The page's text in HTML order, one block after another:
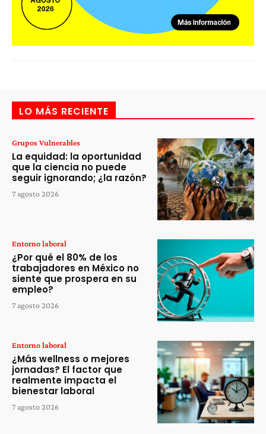
LO MÁS RECIENTE
Grupos Vulnerables
La equidad: la oportunidad
que la ciencia no puede
seguir ignorando; ¿la razón?
7 agosto 2026
Entorno laboral
¿Por qué el 80% de los
trabajadores en México no
siente que prospera en su
empleo?
7 agosto 2026
Entorno laboral
¿Más wellness o mejores
jornadas? El factor que
realmente impacta el
bienestar laboral
7 agosto 2026